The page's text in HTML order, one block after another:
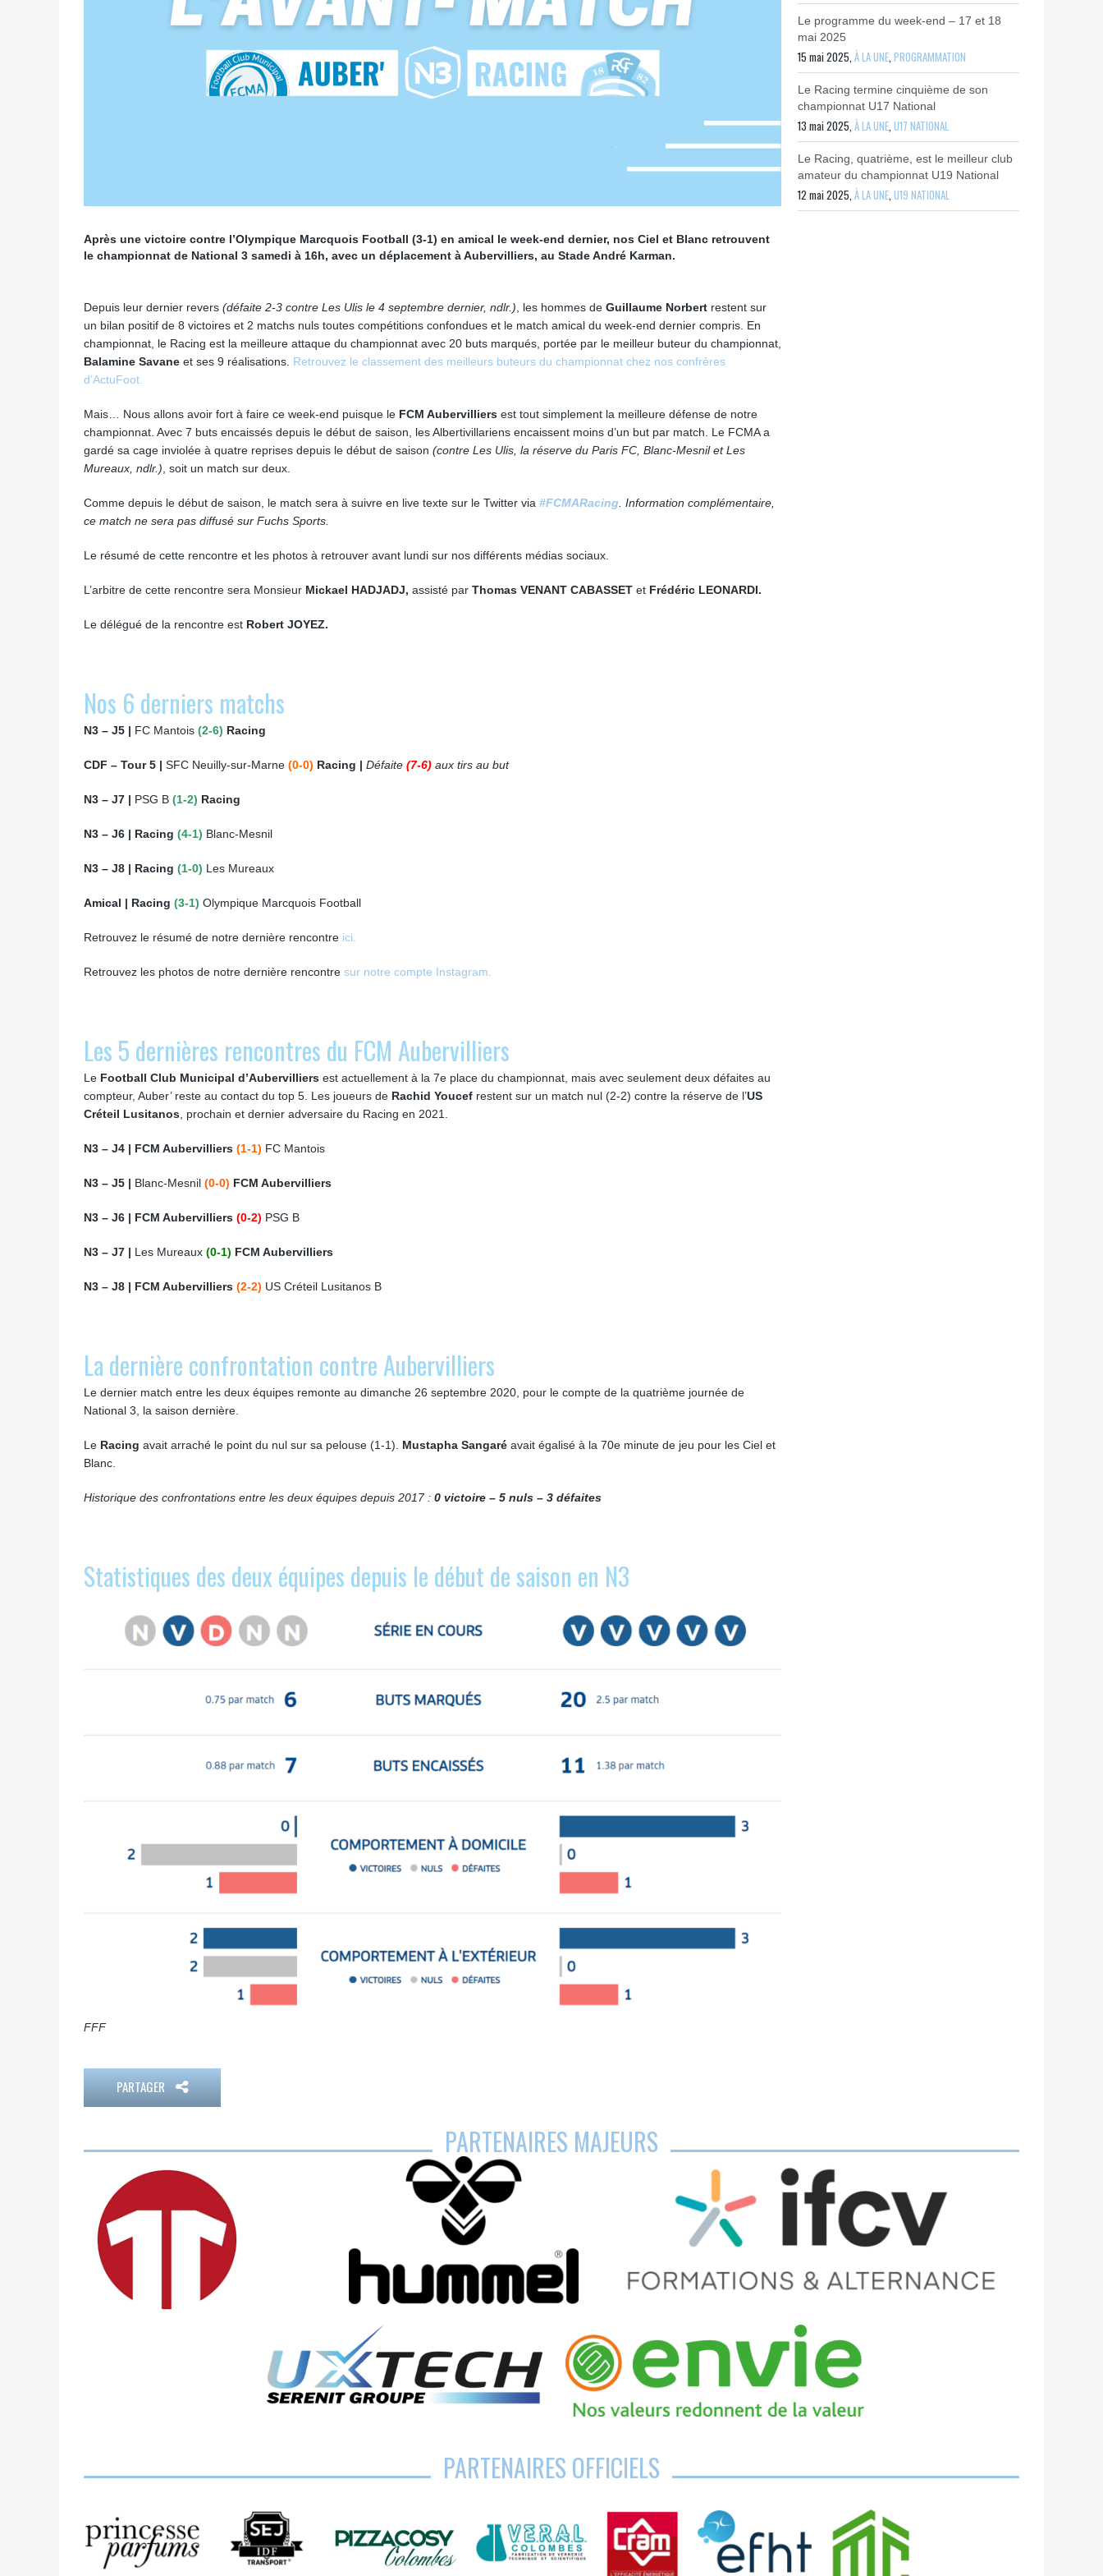
Après une victoire contre l’Olympique Marcquois Football (3-1) en amical le week-end dernier, nos Ciel et Blanc retrouvent
le championnat de National 3 samedi à 16h, avec un déplacement à Aubervilliers, au Stade André Karman.
Depuis leur dernier revers (défaite 2-3 contre Les Ulis le 4 septembre dernier, ndlr.) , les hommes de Guillaume Norbert restent sur
un bilan positif de 8 victoires et 2 matchs nuls toutes compétitions confondues et le match amical du week-end dernier compris. En
championnat, le Racing est la meilleure attaque du championnat avec 20 buts marqués, portée par le meilleur buteur du championnat,
Balamine Savane et ses 9 réalisations. Retrouvez le classement des meilleurs buteurs du championnat chez nos confrères
d’ActuFoot.
Mais… Nous allons avoir fort à faire ce week-end puisque le FCM Aubervilliers est tout simplement la meilleure défense de notre
championnat. Avec 7 buts encaissés depuis le début de saison, les Albertivillariens encaissent moins d’un but par match. Le FCMA a
gardé sa cage inviolée à quatre reprises depuis le début de saison (contre Les Ulis, la réserve du Paris FC, Blanc-Mesnil et Les
Mureaux, ndlr.) , soit un match sur deux.
Comme depuis le début de saison, le match sera à suivre en live texte sur le Twitter via #FCMARacing . Information complémentaire,
ce match ne sera pas diffusé sur Fuchs Sports.
Le résumé de cette rencontre et les photos à retrouver avant lundi sur nos différents médias sociaux.
L’arbitre de cette rencontre sera Monsieur Mickael HADJADJ, assisté par Thomas VENANT CABASSET et Frédéric LEONARDI.
Le délégué de la rencontre est Robert JOYEZ.
Nos 6 derniers matchs
N3 – J5 | FC Mantois (2-6) Racing
CDF – Tour 5 | SFC Neuilly-sur-Marne (0-0) Racing | Défaite (7-6) aux tirs au but
N3 – J7 | PSG B (1-2) Racing
N3 – J6 | Racing (4-1) Blanc-Mesnil
N3 – J8 | Racing (1-0) Les Mureaux
Amical | Racing (3-1) Olympique Marcquois Football
Retrouvez le résumé de notre dernière rencontre ici.
Retrouvez les photos de notre dernière rencontre sur notre compte Instagram.
Les 5 dernières rencontres du FCM Aubervilliers
Le Football Club Municipal d’Aubervilliers est actuellement à la 7e place du championnat, mais avec seulement deux défaites au
compteur, Auber’ reste au contact du top 5. Les joueurs de Rachid Youcef restent sur un match nul (2-2) contre la réserve de l’US
Créteil Lusitanos , prochain et dernier adversaire du Racing en 2021.
N3 – J4 | FCM Aubervilliers (1-1) FC Mantois
N3 – J5 | Blanc-Mesnil (0-0) FCM Aubervilliers
N3 – J6 | FCM Aubervilliers (0-2) PSG B
N3 – J7 | Les Mureaux (0-1) FCM Aubervilliers
N3 – J8 | FCM Aubervilliers (2-2) US Créteil Lusitanos B
La dernière confrontation contre Aubervilliers
Le dernier match entre les deux équipes remonte au dimanche 26 septembre 2020, pour le compte de la quatrième journée de
National 3, la saison dernière.
Le Racing avait arraché le point du nul sur sa pelouse (1-1). Mustapha Sangaré avait égalisé à la 70e minute de jeu pour les Ciel et
Blanc.
Historique des confrontations entre les deux équipes depuis 2017 : 0 victoire – 5 nuls – 3 défaites
Statistiques des deux équipes depuis le début de saison en N3
FFF
PARTAGER
Le programme du week-end – 17 et 18
mai 2025
15 mai 2025,À LA UNE,PROGRAMMATION
Le Racing termine cinquième de son
championnat U17 National
13 mai 2025,À LA UNE,U17 NATIONAL
Le Racing, quatrième, est le meilleur club
amateur du championnat U19 National
12 mai 2025,À LA UNE,U19 NATIONAL
PARTENAIRES MAJEURS
PARTENAIRES OFFICIELS